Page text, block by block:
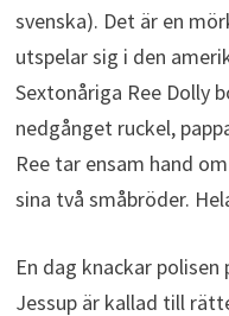
svenska). Det är en
utspelar sig i den
Sextonåriga Ree Dolly
nedgånget ruckel,
Ree tar ensam hand
sina två småbröder.
En dag knackar
Jessup är kallad till